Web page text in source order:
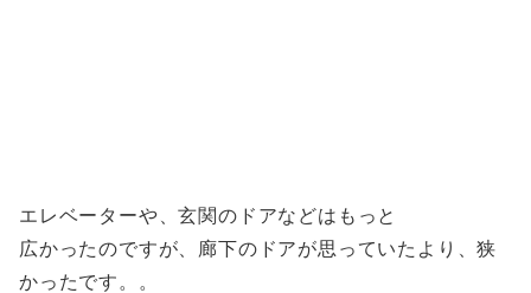
エレベーターや、玄関のドアなどはもっと
広かったのですが、廊下のドアが思っていたより、狭
かったです。。